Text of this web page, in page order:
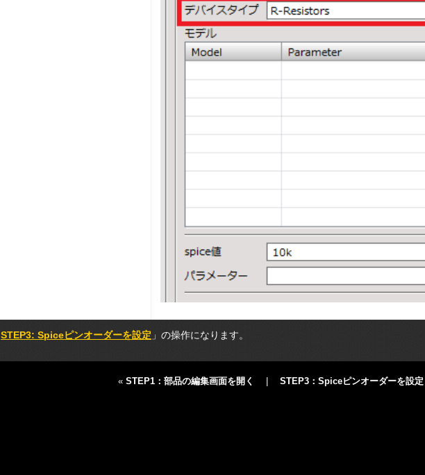
STEP3: Spiceピンオーダーを設定 」の操作になります。
« STEP1：部品の編集画面を開く STEP3：Spiceピンオーダーを設定